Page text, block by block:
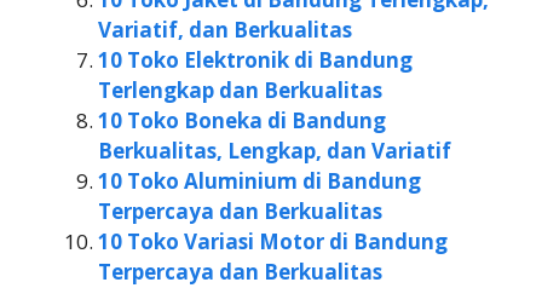
Variatif, dan Berkualitas
10 Toko Elektronik di Bandung
Terlengkap dan Berkualitas
10 Toko Boneka di Bandung
Berkualitas, Lengkap, dan Variatif
10 Toko Aluminium di Bandung
Terpercaya dan Berkualitas
10 Toko Variasi Motor di Bandung
Terpercaya dan Berkualitas